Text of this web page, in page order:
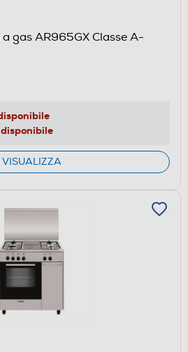
gas AR965GX Classe A-
VISUALIZZA